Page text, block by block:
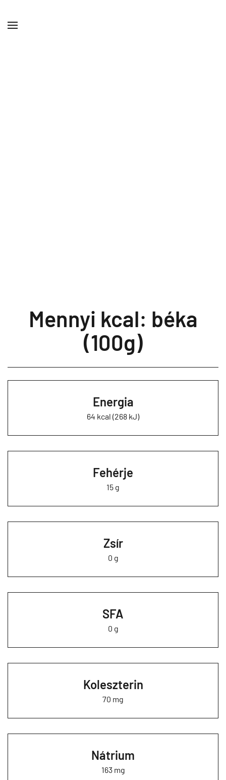
Mennyi kcal: béka
(100g)
Energia
64 kcal (268 kJ)
Fehérje
15 g
Zsír
0 g
SFA
0 g
Koleszterin
70 mg
Nátrium
163 mg